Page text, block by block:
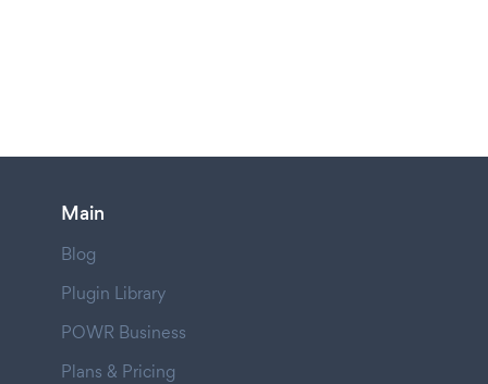
Main
Blog
Plugin Library
POWR Business
Plans & Pricing